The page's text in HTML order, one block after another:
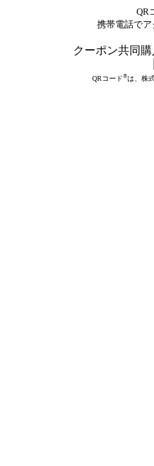
QR
携帯電話で
クーポン共同
QRコード®は、株